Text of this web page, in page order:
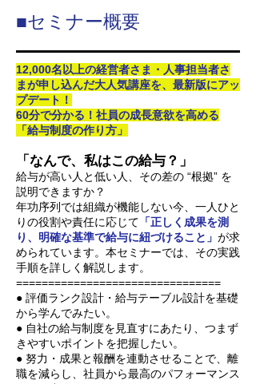
■セミナー概要
12,000名以上の経営者さま・人事担当者さ
まが申し込んだ大人気講座を、最新版にアッ
プデート！
60分で分かる！社員の成長意欲を高める
「給与制度の作り方」
「なんで、私はこの給与？」
給与が高い人と低い人、その差の “根拠” を
説明できますか？
年功序列では組織が機能しない今、一人ひと
りの役割や責任に応じて 「正しく成果を測
り、明確な基準で給与に紐づけること」 が求
められています。本セミナーでは、その実践
手順を詳しく解説します。
================================
● 評価ランク設計・給与テーブル設計を基礎
から学んでみたい。
● 自社の給与制度を見直すにあたり、つまず
きやすいポイントを把握したい。
● 努力・成果と報酬を連動させることで、離
職を減らし、社員から最高のパフォーマンス